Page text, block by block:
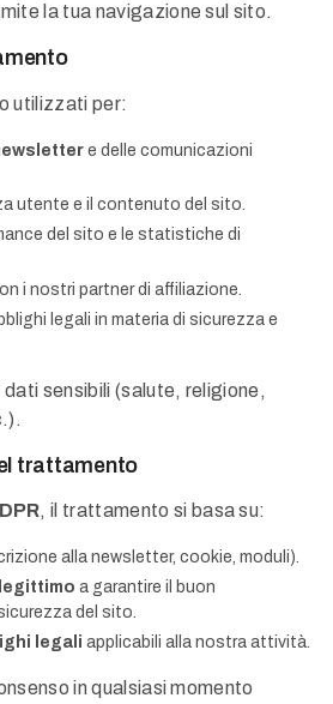
la tua navigazione sul sito.
utilizzati per:
e delle comunicazioni
utente e il contenuto del sito.
del sito e le statistiche di
i nostri partner di affiliazione.
legali in materia di sicurezza e
sensibili (salute, religione,
trattamento
, il trattamento si basa su:
alla newsletter, cookie, moduli).
a garantire il buon
del sito.
legali applicabili alla nostra attività.
in qualsiasi momento